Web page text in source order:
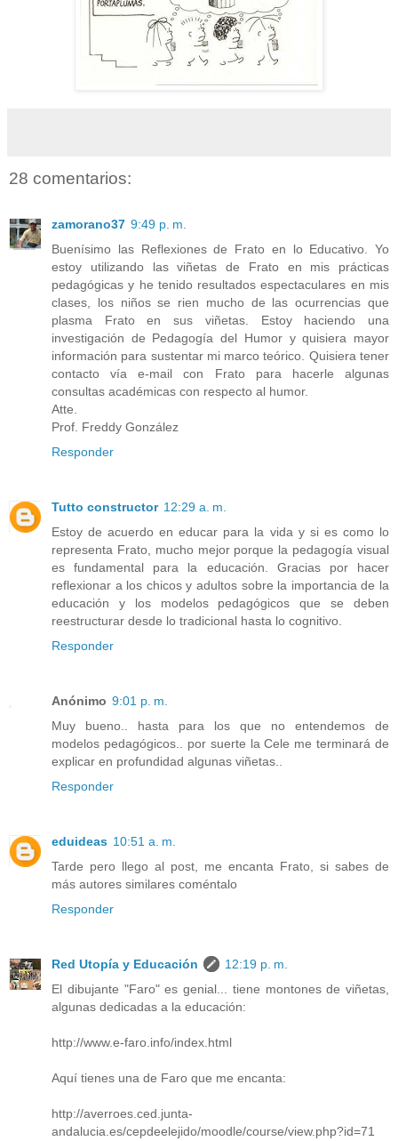
28 comentarios:
zamorano37 9:49 p. m.
Buenísimo las Reflexiones de Frato en lo Educativo. Yo
estoy utilizando las viñetas de Frato en mis prácticas
pedagógicas y he tenido resultados espectaculares en mis
clases, los niños se rien mucho de las ocurrencias que
plasma Frato en sus viñetas. Estoy haciendo una
investigación de Pedagogía del Humor y quisiera mayor
información para sustentar mi marco teórico. Quisiera tener
contacto vía e-mail con Frato para hacerle algunas
consultas académicas con respecto al humor.
Atte.
Prof. Freddy González
Responder
Tutto constructor 12:29 a. m.
Estoy de acuerdo en educar para la vida y si es como lo
representa Frato, mucho mejor porque la pedagogía visual
es fundamental para la educación. Gracias por hacer
reflexionar a los chicos y adultos sobre la importancia de la
educación y los modelos pedagógicos que se deben
reestructurar desde lo tradicional hasta lo cognitivo.
Responder
Anónimo 9:01 p. m.
Muy bueno.. hasta para los que no entendemos de
modelos pedagógicos.. por suerte la Cele me terminará de
explicar en profundidad algunas viñetas..
Responder
eduideas 10:51 a. m.
Tarde pero llego al post, me encanta Frato, si sabes de
más autores similares coméntalo
Responder
Red Utopía y Educación
12:19 p. m.
El dibujante "Faro" es genial... tiene montones de viñetas,
algunas dedicadas a la educación:
http://www.e-faro.info/index.html
Aquí tienes una de Faro que me encanta:
http://averroes.ced.junta-
andalucia.es/cepdeelejido/moodle/course/view.php?id=71